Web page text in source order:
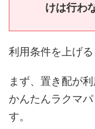
けは行わ
利用条件を上げる
まず、置き配が
かんたんラクマ
す。